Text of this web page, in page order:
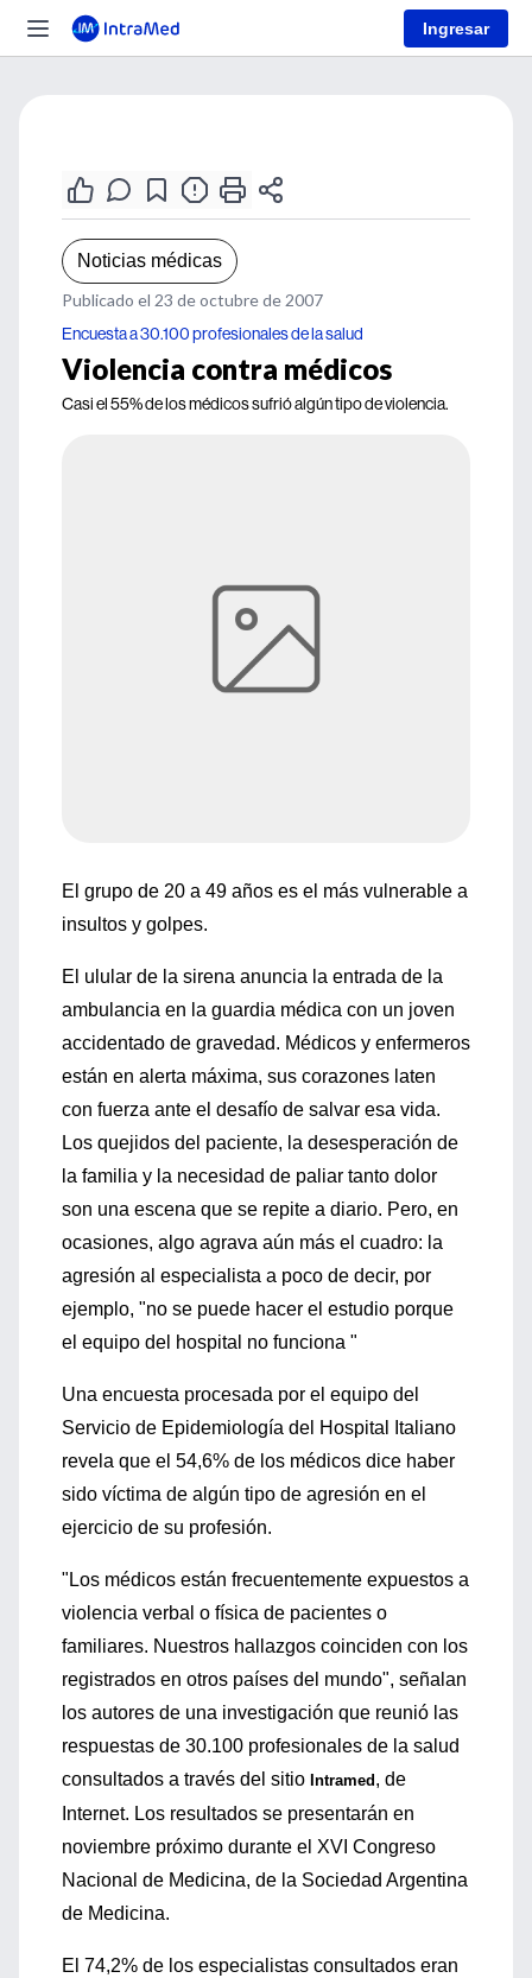
Ingresar
Noticias médicas
Publicado el 23 de octubre de 2007
Encuesta a 30.100 profesionales de la salud
Violencia contra médicos
Casi el 55% de los médicos sufrió algún tipo de violencia.
El grupo de 20 a 49 años es el más vulnerable a
insultos y golpes.
El ulular de la sirena anuncia la entrada de la
ambulancia en la guardia médica con un joven
accidentado de gravedad. Médicos y enfermeros
están en alerta máxima, sus corazones laten
con fuerza ante el desafío de salvar esa vida.
Los quejidos del paciente, la desesperación de
la familia y la necesidad de paliar tanto dolor
son una escena que se repite a diario. Pero, en
ocasiones, algo agrava aún más el cuadro: la
agresión al especialista a poco de decir, por
ejemplo, "no se puede hacer el estudio porque
el equipo del hospital no funciona "
Una encuesta procesada por el equipo del
Servicio de Epidemiología del Hospital Italiano
revela que el 54,6% de los médicos dice haber
sido víctima de algún tipo de agresión en el
ejercicio de su profesión.
"Los médicos están frecuentemente expuestos a
violencia verbal o física de pacientes o
familiares. Nuestros hallazgos coinciden con los
registrados en otros países del mundo", señalan
los autores de una investigación que reunió las
respuestas de 30.100 profesionales de la salud
consultados a través del sitio Intramed , de
Internet. Los resultados se presentarán en
noviembre próximo durante el XVI Congreso
Nacional de Medicina, de la Sociedad Argentina
de Medicina.
El 74,2% de los especialistas consultados eran